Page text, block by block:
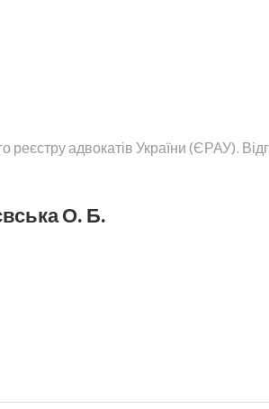
адвокатів України (ЄРАУ).
О. Б.